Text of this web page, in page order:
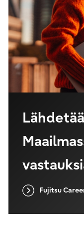
Fujitsu